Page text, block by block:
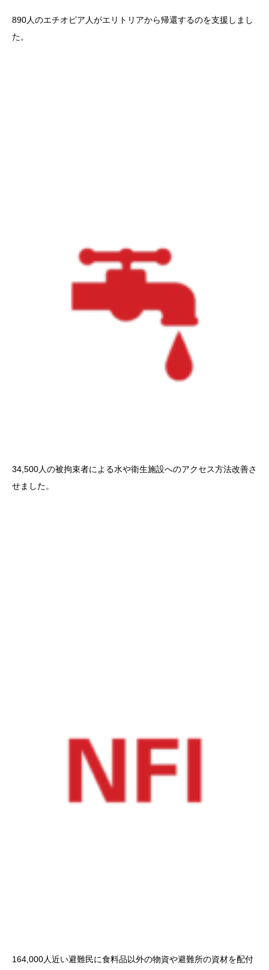
890人のエチオピア人がエリトリアから帰還するのを支援しまし
た。
34,500人の被拘束者による水や衛生施設へのアクセス方法改善さ
せました。
164,000人近い避難民に食料品以外の物資や避難所の資材を配付